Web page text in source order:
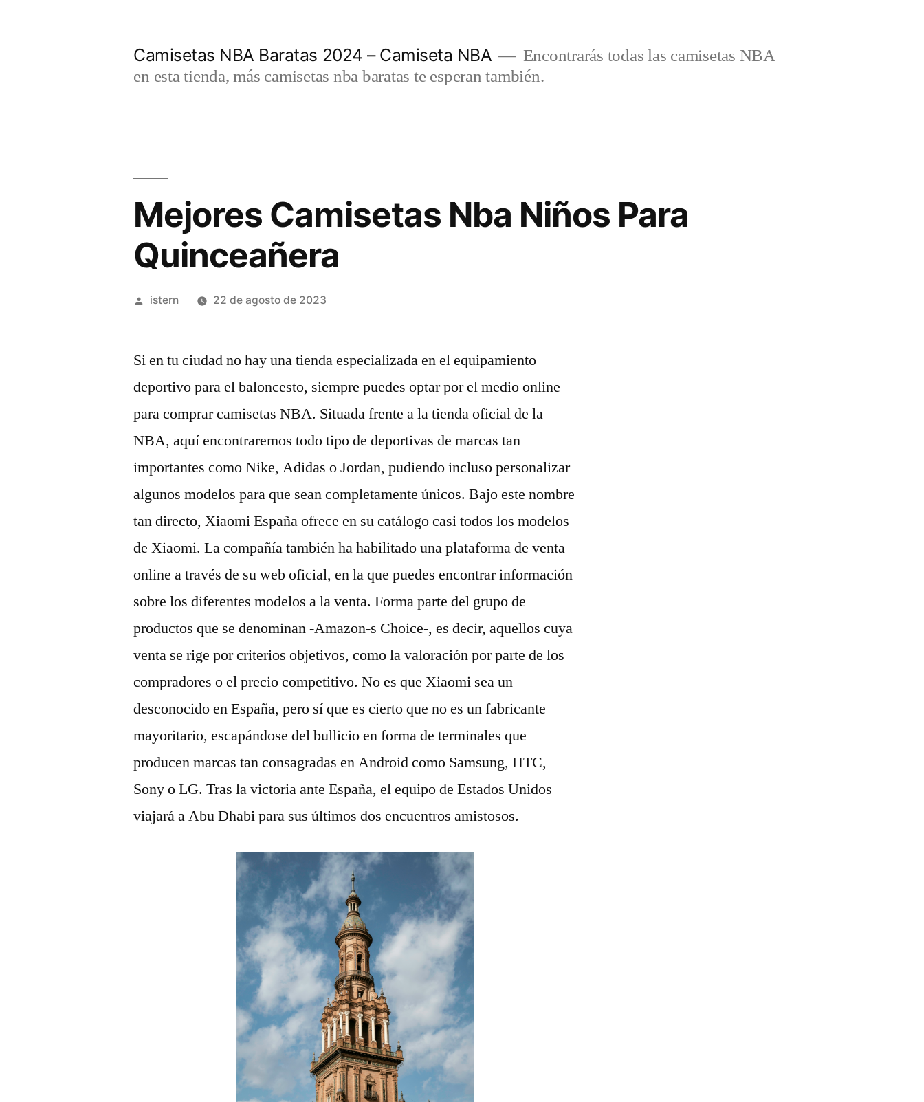
Camisetas NBA Baratas 2024 – Camiseta NBA
Encontrarás todas las camisetas NBA
en esta tienda, más camisetas nba baratas te esperan también.
Mejores Camisetas Nba Niños Para
Quinceañera
Publicado
istern 22 de agosto de 2023
Si en tu ciudad no hay una tienda especializada en el equipamiento
deportivo para el baloncesto, siempre puedes optar por el medio online
para comprar camisetas NBA. Situada frente a la tienda oficial de la
NBA, aquí encontraremos todo tipo de deportivas de marcas tan
importantes como Nike, Adidas o Jordan, pudiendo incluso personalizar
algunos modelos para que sean completamente únicos. Bajo este nombre
tan directo, Xiaomi España ofrece en su catálogo casi todos los modelos
de Xiaomi. La compañía también ha habilitado una plataforma de venta
online a través de su web oficial, en la que puedes encontrar información
sobre los diferentes modelos a la venta. Forma parte del grupo de
productos que se denominan -Amazon-s Choice-, es decir, aquellos cuya
venta se rige por criterios objetivos, como la valoración por parte de los
compradores o el precio competitivo. No es que Xiaomi sea un
desconocido en España, pero sí que es cierto que no es un fabricante
mayoritario, escapándose del bullicio en forma de terminales que
producen marcas tan consagradas en Android como Samsung, HTC,
Sony o LG. Tras la victoria ante España, el equipo de Estados Unidos
viajará a Abu Dhabi para sus últimos dos encuentros amistosos.